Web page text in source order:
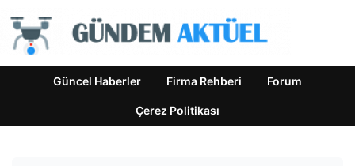
Güncel Haberler Firma Rehberi Forum
Çerez Politikası